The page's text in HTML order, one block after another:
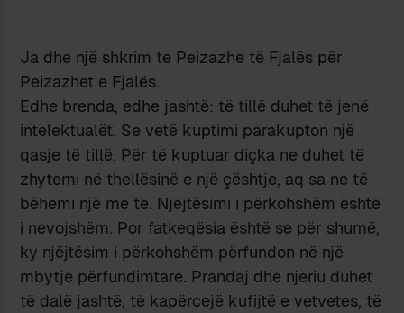
Ja dhe një shkrim te Peizazhe të Fjalës për
Peizazhet e Fjalës.
Edhe brenda, edhe jashtë: të tillë duhet të jenë
intelektualët. Se vetë kuptimi parakupton një
qasje të tillë. Për të kuptuar diçka ne duhet të
zhytemi në thellësinë e një çështje, aq sa ne të
bëhemi një me të. Njëjtësimi i përkohshëm është
i nevojshëm. Por fatkeqësia është se për shumë,
ky njëjtësim i përkohshëm përfundon në një
mbytje përfundimtare. Prandaj dhe njeriu duhet
të dalë jashtë, të kapërcejë kufijtë e vetvetes, të